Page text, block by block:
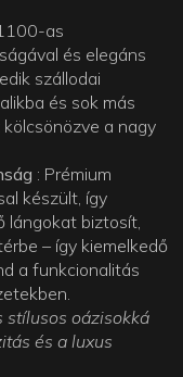
as
és elegáns
szállodai
és sok más
a nagy
: Prémium
készült, így
lángokat biztosít,
– így kiemelkedő
a funkcionalitás
stílusos oázisokká
és a luxus